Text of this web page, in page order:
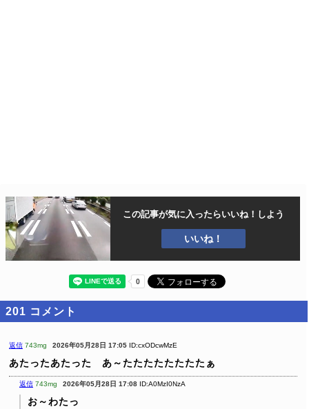
この記事が気に入ったらいいね！しよう
いいね！
201 コメント
返信 743mg 2026年05月28日 17:05 ID:cxODcwMzE
あたったあたった あ～たたたたたたたたぁ
返信 743mg 2026年05月28日 17:08 ID:A0MzI0NzA
お～わたっ